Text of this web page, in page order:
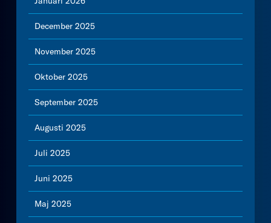
December 2025
November 2025
Oktober 2025
September 2025
Augusti 2025
Juli 2025
Juni 2025
Maj 2025